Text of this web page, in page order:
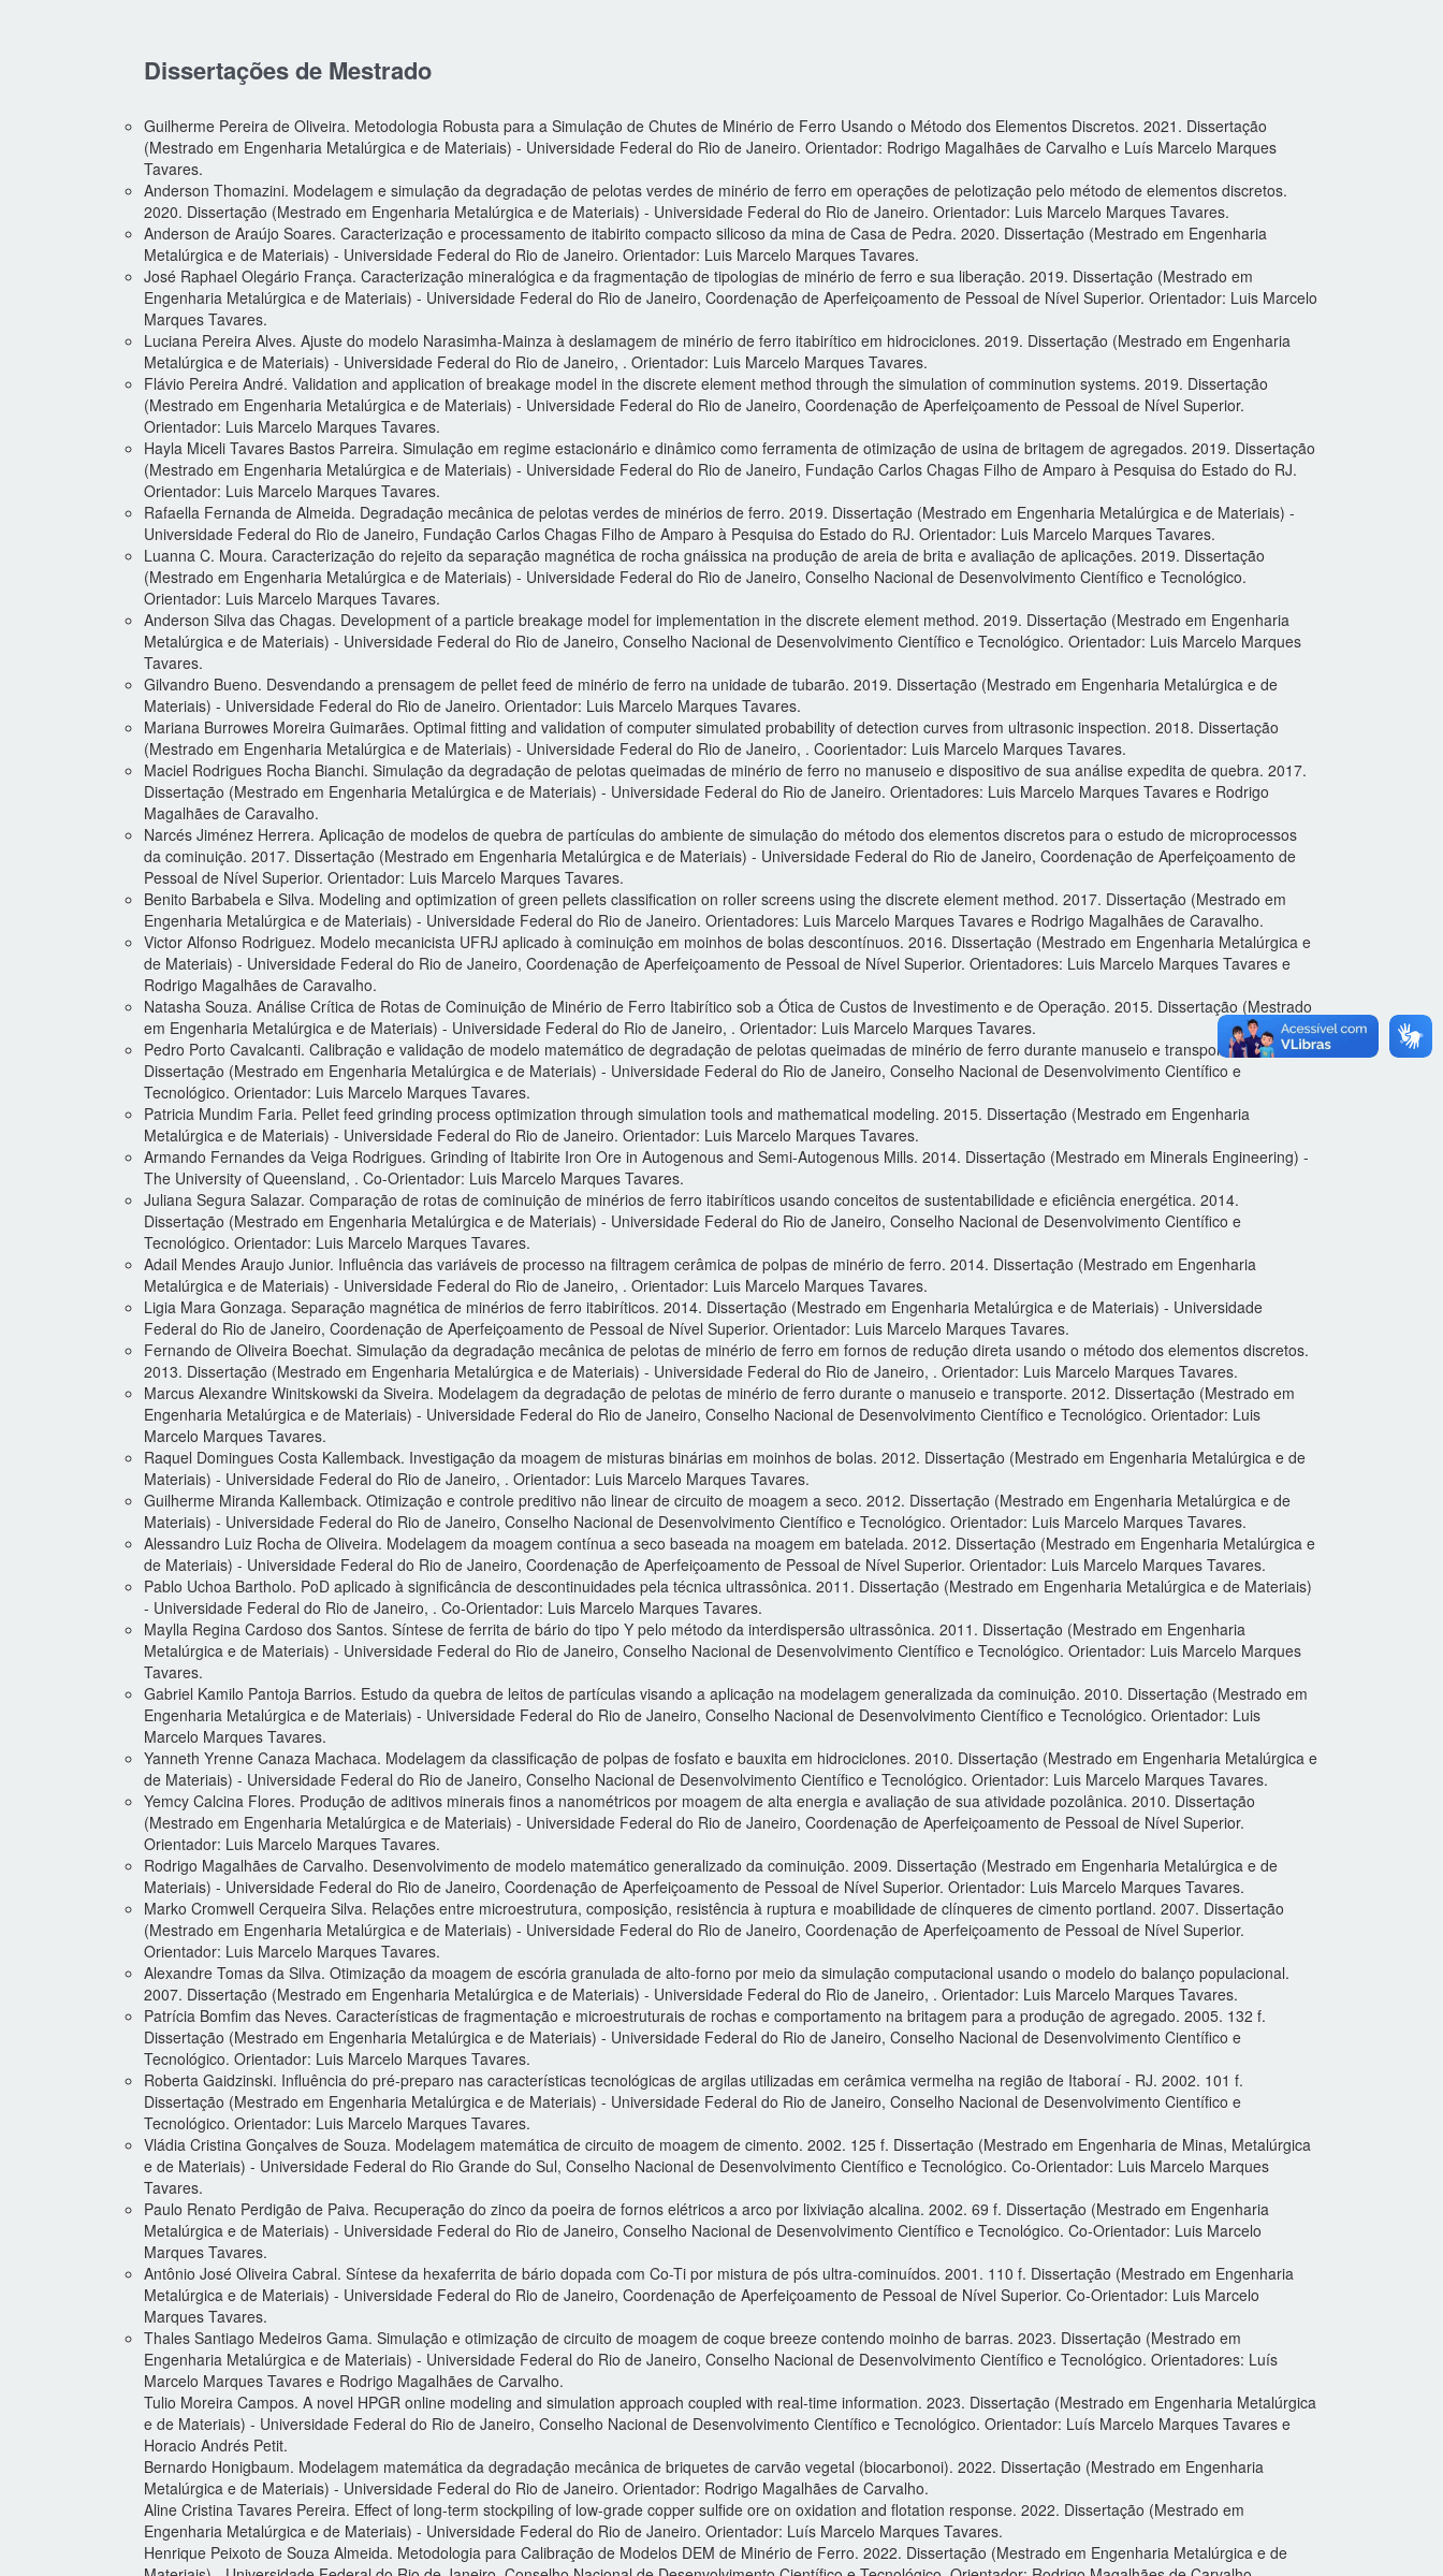
Dissertações de Mestrado
Guilherme Pereira de Oliveira. Metodologia Robusta para a Simulação de Chutes de Minério de Ferro Usando o Método dos Elementos Discretos. 2021. Dissertação
(Mestrado em Engenharia Metalúrgica e de Materiais) - Universidade Federal do Rio de Janeiro. Orientador: Rodrigo Magalhães de Carvalho e Luís Marcelo Marques
Tavares.
Anderson Thomazini. Modelagem e simulação da degradação de pelotas verdes de minério de ferro em operações de pelotização pelo método de elementos discretos.
2020. Dissertação (Mestrado em Engenharia Metalúrgica e de Materiais) - Universidade Federal do Rio de Janeiro. Orientador: Luis Marcelo Marques Tavares.
Anderson de Araújo Soares. Caracterização e processamento de itabirito compacto silicoso da mina de Casa de Pedra. 2020. Dissertação (Mestrado em Engenharia
Metalúrgica e de Materiais) - Universidade Federal do Rio de Janeiro. Orientador: Luis Marcelo Marques Tavares.
José Raphael Olegário França. Caracterização mineralógica e da fragmentação de tipologias de minério de ferro e sua liberação. 2019. Dissertação (Mestrado em
Engenharia Metalúrgica e de Materiais) - Universidade Federal do Rio de Janeiro, Coordenação de Aperfeiçoamento de Pessoal de Nível Superior. Orientador: Luis Marcelo
Marques Tavares.
Luciana Pereira Alves. Ajuste do modelo Narasimha-Mainza à deslamagem de minério de ferro itabirítico em hidrociclones. 2019. Dissertação (Mestrado em Engenharia
Metalúrgica e de Materiais) - Universidade Federal do Rio de Janeiro, . Orientador: Luis Marcelo Marques Tavares.
Flávio Pereira André. Validation and application of breakage model in the discrete element method through the simulation of comminution systems. 2019. Dissertação
(Mestrado em Engenharia Metalúrgica e de Materiais) - Universidade Federal do Rio de Janeiro, Coordenação de Aperfeiçoamento de Pessoal de Nível Superior.
Orientador: Luis Marcelo Marques Tavares.
Hayla Miceli Tavares Bastos Parreira. Simulação em regime estacionário e dinâmico como ferramenta de otimização de usina de britagem de agregados. 2019. Dissertação
(Mestrado em Engenharia Metalúrgica e de Materiais) - Universidade Federal do Rio de Janeiro, Fundação Carlos Chagas Filho de Amparo à Pesquisa do Estado do RJ.
Orientador: Luis Marcelo Marques Tavares.
Rafaella Fernanda de Almeida. Degradação mecânica de pelotas verdes de minérios de ferro. 2019. Dissertação (Mestrado em Engenharia Metalúrgica e de Materiais) -
Universidade Federal do Rio de Janeiro, Fundação Carlos Chagas Filho de Amparo à Pesquisa do Estado do RJ. Orientador: Luis Marcelo Marques Tavares.
Luanna C. Moura. Caracterização do rejeito da separação magnética de rocha gnáissica na produção de areia de brita e avaliação de aplicações. 2019. Dissertação
(Mestrado em Engenharia Metalúrgica e de Materiais) - Universidade Federal do Rio de Janeiro, Conselho Nacional de Desenvolvimento Científico e Tecnológico.
Orientador: Luis Marcelo Marques Tavares.
Anderson Silva das Chagas. Development of a particle breakage model for implementation in the discrete element method. 2019. Dissertação (Mestrado em Engenharia
Metalúrgica e de Materiais) - Universidade Federal do Rio de Janeiro, Conselho Nacional de Desenvolvimento Científico e Tecnológico. Orientador: Luis Marcelo Marques
Tavares.
Gilvandro Bueno. Desvendando a prensagem de pellet feed de minério de ferro na unidade de tubarão. 2019. Dissertação (Mestrado em Engenharia Metalúrgica e de
Materiais) - Universidade Federal do Rio de Janeiro. Orientador: Luis Marcelo Marques Tavares.
Mariana Burrowes Moreira Guimarães. Optimal fitting and validation of computer simulated probability of detection curves from ultrasonic inspection. 2018. Dissertação
(Mestrado em Engenharia Metalúrgica e de Materiais) - Universidade Federal do Rio de Janeiro, . Coorientador: Luis Marcelo Marques Tavares.
Maciel Rodrigues Rocha Bianchi. Simulação da degradação de pelotas queimadas de minério de ferro no manuseio e dispositivo de sua análise expedita de quebra. 2017.
Dissertação (Mestrado em Engenharia Metalúrgica e de Materiais) - Universidade Federal do Rio de Janeiro. Orientadores: Luis Marcelo Marques Tavares e Rodrigo
Magalhães de Caravalho.
Narcés Jiménez Herrera. Aplicação de modelos de quebra de partículas do ambiente de simulação do método dos elementos discretos para o estudo de microprocessos
da cominuição. 2017. Dissertação (Mestrado em Engenharia Metalúrgica e de Materiais) - Universidade Federal do Rio de Janeiro, Coordenação de Aperfeiçoamento de
Pessoal de Nível Superior. Orientador: Luis Marcelo Marques Tavares.
Benito Barbabela e Silva. Modeling and optimization of green pellets classification on roller screens using the discrete element method. 2017. Dissertação (Mestrado em
Engenharia Metalúrgica e de Materiais) - Universidade Federal do Rio de Janeiro. Orientadores: Luis Marcelo Marques Tavares e Rodrigo Magalhães de Caravalho.
Victor Alfonso Rodriguez. Modelo mecanicista UFRJ aplicado à cominuição em moinhos de bolas descontínuos. 2016. Dissertação (Mestrado em Engenharia Metalúrgica e
de Materiais) - Universidade Federal do Rio de Janeiro, Coordenação de Aperfeiçoamento de Pessoal de Nível Superior. Orientadores: Luis Marcelo Marques Tavares e
Rodrigo Magalhães de Caravalho.
Natasha Souza. Análise Crítica de Rotas de Cominuição de Minério de Ferro Itabirítico sob a Ótica de Custos de Investimento e de Operação. 2015. Dissertação (Mestrado
em Engenharia Metalúrgica e de Materiais) - Universidade Federal do Rio de Janeiro, . Orientador: Luis Marcelo Marques Tavares.
Pedro Porto Cavalcanti. Calibração e validação de modelo matemático de degradação de pelotas queimadas de minério de ferro durante manuseio e transporte. 2015.
Dissertação (Mestrado em Engenharia Metalúrgica e de Materiais) - Universidade Federal do Rio de Janeiro, Conselho Nacional de Desenvolvimento Científico e
Tecnológico. Orientador: Luis Marcelo Marques Tavares.
Patricia Mundim Faria. Pellet feed grinding process optimization through simulation tools and mathematical modeling. 2015. Dissertação (Mestrado em Engenharia
Metalúrgica e de Materiais) - Universidade Federal do Rio de Janeiro. Orientador: Luis Marcelo Marques Tavares.
Armando Fernandes da Veiga Rodrigues. Grinding of Itabirite Iron Ore in Autogenous and Semi-Autogenous Mills. 2014. Dissertação (Mestrado em Minerals Engineering) -
The University of Queensland, . Co-Orientador: Luis Marcelo Marques Tavares.
Juliana Segura Salazar. Comparação de rotas de cominuição de minérios de ferro itabiríticos usando conceitos de sustentabilidade e eficiência energética. 2014.
Dissertação (Mestrado em Engenharia Metalúrgica e de Materiais) - Universidade Federal do Rio de Janeiro, Conselho Nacional de Desenvolvimento Científico e
Tecnológico. Orientador: Luis Marcelo Marques Tavares.
Adail Mendes Araujo Junior. Influência das variáveis de processo na filtragem cerâmica de polpas de minério de ferro. 2014. Dissertação (Mestrado em Engenharia
Metalúrgica e de Materiais) - Universidade Federal do Rio de Janeiro, . Orientador: Luis Marcelo Marques Tavares.
Ligia Mara Gonzaga. Separação magnética de minérios de ferro itabiríticos. 2014. Dissertação (Mestrado em Engenharia Metalúrgica e de Materiais) - Universidade
Federal do Rio de Janeiro, Coordenação de Aperfeiçoamento de Pessoal de Nível Superior. Orientador: Luis Marcelo Marques Tavares.
Fernando de Oliveira Boechat. Simulação da degradação mecânica de pelotas de minério de ferro em fornos de redução direta usando o método dos elementos discretos.
2013. Dissertação (Mestrado em Engenharia Metalúrgica e de Materiais) - Universidade Federal do Rio de Janeiro, . Orientador: Luis Marcelo Marques Tavares.
Marcus Alexandre Winitskowski da Siveira. Modelagem da degradação de pelotas de minério de ferro durante o manuseio e transporte. 2012. Dissertação (Mestrado em
Engenharia Metalúrgica e de Materiais) - Universidade Federal do Rio de Janeiro, Conselho Nacional de Desenvolvimento Científico e Tecnológico. Orientador: Luis
Marcelo Marques Tavares.
Raquel Domingues Costa Kallemback. Investigação da moagem de misturas binárias em moinhos de bolas. 2012. Dissertação (Mestrado em Engenharia Metalúrgica e de
Materiais) - Universidade Federal do Rio de Janeiro, . Orientador: Luis Marcelo Marques Tavares.
Guilherme Miranda Kallemback. Otimização e controle preditivo não linear de circuito de moagem a seco. 2012. Dissertação (Mestrado em Engenharia Metalúrgica e de
Materiais) - Universidade Federal do Rio de Janeiro, Conselho Nacional de Desenvolvimento Científico e Tecnológico. Orientador: Luis Marcelo Marques Tavares.
Alessandro Luiz Rocha de Oliveira. Modelagem da moagem contínua a seco baseada na moagem em batelada. 2012. Dissertação (Mestrado em Engenharia Metalúrgica e
de Materiais) - Universidade Federal do Rio de Janeiro, Coordenação de Aperfeiçoamento de Pessoal de Nível Superior. Orientador: Luis Marcelo Marques Tavares.
Pablo Uchoa Bartholo. PoD aplicado à significância de descontinuidades pela técnica ultrassônica. 2011. Dissertação (Mestrado em Engenharia Metalúrgica e de Materiais)
- Universidade Federal do Rio de Janeiro, . Co-Orientador: Luis Marcelo Marques Tavares.
Maylla Regina Cardoso dos Santos. Síntese de ferrita de bário do tipo Y pelo método da interdispersão ultrassônica. 2011. Dissertação (Mestrado em Engenharia
Metalúrgica e de Materiais) - Universidade Federal do Rio de Janeiro, Conselho Nacional de Desenvolvimento Científico e Tecnológico. Orientador: Luis Marcelo Marques
Tavares.
Gabriel Kamilo Pantoja Barrios. Estudo da quebra de leitos de partículas visando a aplicação na modelagem generalizada da cominuição. 2010. Dissertação (Mestrado em
Engenharia Metalúrgica e de Materiais) - Universidade Federal do Rio de Janeiro, Conselho Nacional de Desenvolvimento Científico e Tecnológico. Orientador: Luis
Marcelo Marques Tavares.
Yanneth Yrenne Canaza Machaca. Modelagem da classificação de polpas de fosfato e bauxita em hidrociclones. 2010. Dissertação (Mestrado em Engenharia Metalúrgica e
de Materiais) - Universidade Federal do Rio de Janeiro, Conselho Nacional de Desenvolvimento Científico e Tecnológico. Orientador: Luis Marcelo Marques Tavares.
Yemcy Calcina Flores. Produção de aditivos minerais finos a nanométricos por moagem de alta energia e avaliação de sua atividade pozolânica. 2010. Dissertação
(Mestrado em Engenharia Metalúrgica e de Materiais) - Universidade Federal do Rio de Janeiro, Coordenação de Aperfeiçoamento de Pessoal de Nível Superior.
Orientador: Luis Marcelo Marques Tavares.
Rodrigo Magalhães de Carvalho. Desenvolvimento de modelo matemático generalizado da cominuição. 2009. Dissertação (Mestrado em Engenharia Metalúrgica e de
Materiais) - Universidade Federal do Rio de Janeiro, Coordenação de Aperfeiçoamento de Pessoal de Nível Superior. Orientador: Luis Marcelo Marques Tavares.
Marko Cromwell Cerqueira Silva. Relações entre microestrutura, composição, resistência à ruptura e moabilidade de clínqueres de cimento portland. 2007. Dissertação
(Mestrado em Engenharia Metalúrgica e de Materiais) - Universidade Federal do Rio de Janeiro, Coordenação de Aperfeiçoamento de Pessoal de Nível Superior.
Orientador: Luis Marcelo Marques Tavares.
Alexandre Tomas da Silva. Otimização da moagem de escória granulada de alto-forno por meio da simulação computacional usando o modelo do balanço populacional.
2007. Dissertação (Mestrado em Engenharia Metalúrgica e de Materiais) - Universidade Federal do Rio de Janeiro, . Orientador: Luis Marcelo Marques Tavares.
Patrícia Bomfim das Neves. Características de fragmentação e microestruturais de rochas e comportamento na britagem para a produção de agregado. 2005. 132 f.
Dissertação (Mestrado em Engenharia Metalúrgica e de Materiais) - Universidade Federal do Rio de Janeiro, Conselho Nacional de Desenvolvimento Científico e
Tecnológico. Orientador: Luis Marcelo Marques Tavares.
Roberta Gaidzinski. Influência do pré-preparo nas características tecnológicas de argilas utilizadas em cerâmica vermelha na região de Itaboraí - RJ. 2002. 101 f.
Dissertação (Mestrado em Engenharia Metalúrgica e de Materiais) - Universidade Federal do Rio de Janeiro, Conselho Nacional de Desenvolvimento Científico e
Tecnológico. Orientador: Luis Marcelo Marques Tavares.
Vládia Cristina Gonçalves de Souza. Modelagem matemática de circuito de moagem de cimento. 2002. 125 f. Dissertação (Mestrado em Engenharia de Minas, Metalúrgica
e de Materiais) - Universidade Federal do Rio Grande do Sul, Conselho Nacional de Desenvolvimento Científico e Tecnológico. Co-Orientador: Luis Marcelo Marques
Tavares.
Paulo Renato Perdigão de Paiva. Recuperação do zinco da poeira de fornos elétricos a arco por lixiviação alcalina. 2002. 69 f. Dissertação (Mestrado em Engenharia
Metalúrgica e de Materiais) - Universidade Federal do Rio de Janeiro, Conselho Nacional de Desenvolvimento Científico e Tecnológico. Co-Orientador: Luis Marcelo
Marques Tavares.
Antônio José Oliveira Cabral. Síntese da hexaferrita de bário dopada com Co-Ti por mistura de pós ultra-cominuídos. 2001. 110 f. Dissertação (Mestrado em Engenharia
Metalúrgica e de Materiais) - Universidade Federal do Rio de Janeiro, Coordenação de Aperfeiçoamento de Pessoal de Nível Superior. Co-Orientador: Luis Marcelo
Marques Tavares.
Thales Santiago Medeiros Gama. Simulação e otimização de circuito de moagem de coque breeze contendo moinho de barras. 2023. Dissertação (Mestrado em
Engenharia Metalúrgica e de Materiais) - Universidade Federal do Rio de Janeiro, Conselho Nacional de Desenvolvimento Científico e Tecnológico. Orientadores: Luís
Marcelo Marques Tavares e Rodrigo Magalhães de Carvalho.
Tulio Moreira Campos. A novel HPGR online modeling and simulation approach coupled with real-time information. 2023. Dissertação (Mestrado em Engenharia Metalúrgica
e de Materiais) - Universidade Federal do Rio de Janeiro, Conselho Nacional de Desenvolvimento Científico e Tecnológico. Orientador: Luís Marcelo Marques Tavares e
Horacio Andrés Petit.
Bernardo Honigbaum. Modelagem matemática da degradação mecânica de briquetes de carvão vegetal (biocarbonoi). 2022. Dissertação (Mestrado em Engenharia
Metalúrgica e de Materiais) - Universidade Federal do Rio de Janeiro. Orientador: Rodrigo Magalhães de Carvalho.
Aline Cristina Tavares Pereira. Effect of long-term stockpiling of low-grade copper sulfide ore on oxidation and flotation response. 2022. Dissertação (Mestrado em
Engenharia Metalúrgica e de Materiais) - Universidade Federal do Rio de Janeiro. Orientador: Luís Marcelo Marques Tavares.
Henrique Peixoto de Souza Almeida. Metodologia para Calibração de Modelos DEM de Minério de Ferro. 2022. Dissertação (Mestrado em Engenharia Metalúrgica e de